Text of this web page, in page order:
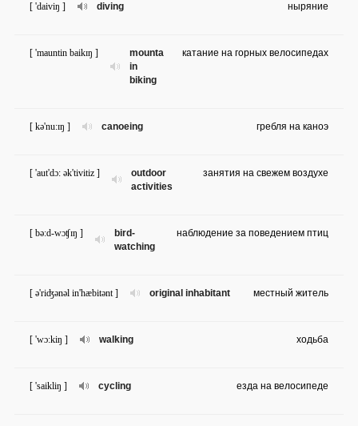
diving
[ 'daiviŋ ] ныряние
mounta
in
biking
[ 'mauntin baikɪŋ ] катание на горных велосипедах
canoeing
[ kə'nu:ɪŋ ] гребля на каноэ
outdoor
activities
[ 'aut'dɔ: ək'tivitiz ] занятия на свежем воздухе
bird-
watching
[ bə:d-wɔʧɪŋ ] наблюдение за поведением птиц
original inhabitant
[ ə'riʤənəl in'hæbitənt ] местный житель
walking
[ 'wɔ:kiŋ ] ходьба
cycling
[ 'saikliŋ ] езда на велосипеде